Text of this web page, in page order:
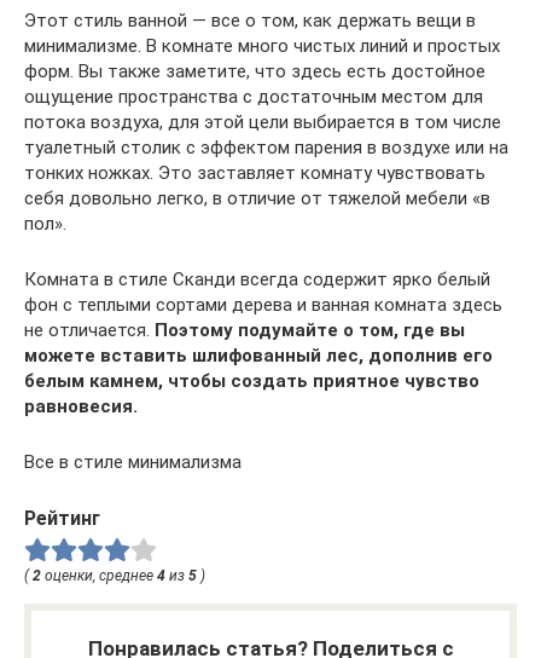
Этот стиль ванной — все о том, как держать вещи в
минимализме. В комнате много чистых линий и простых
форм. Вы также заметите, что здесь есть достойное
ощущение пространства с достаточным местом для
потока воздуха, для этой цели выбирается в том числе
туалетный столик с эффектом парения в воздухе или на
тонких ножках. Это заставляет комнату чувствовать
себя довольно легко, в отличие от тяжелой мебели «в
пол».
Комната в стиле Сканди всегда содержит ярко белый
фон с теплыми сортами дерева и ванная комната здесь
не отличается. Поэтому подумайте о том, где вы
можете вставить шлифованный лес, дополнив его
белым камнем, чтобы создать приятное чувство
равновесия.
Все в стиле минимализма
Рейтинг
(2 оценки, среднее 4 из 5 )
Понравилась статья? Поделиться с